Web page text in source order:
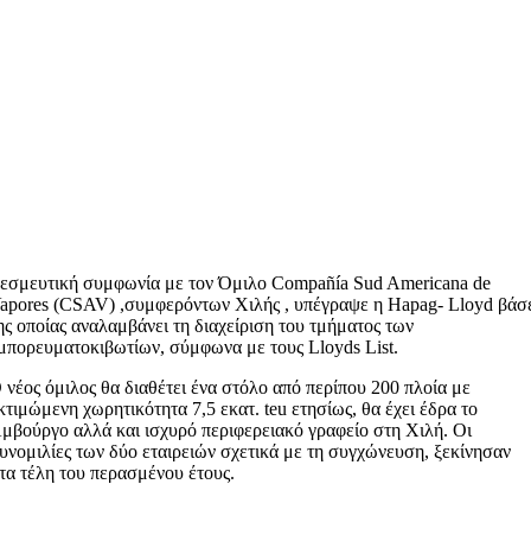
συμφωνία με τον Όμιλο Compañía Sud Americana de
(CSAV) ,συμφερόντων Χιλής , υπέγραψε η Hapag- Lloyd
οποίας αναλαμβάνει τη διαχείριση του τμήματος των
σύμφωνα με τους Lloyds List.
όμιλος θα διαθέτει ένα στόλο από περίπου 200 πλοία με
χωρητικότητα 7,5 εκατ. teu ετησίως, θα έχει έδρα το
αλλά και ισχυρό περιφερειακό γραφείο στη Χιλή. Οι
των δύο εταιρειών σχετικά με τη συγχώνευση, ξεκίνησαν
τέλη του περασμένου έτους.